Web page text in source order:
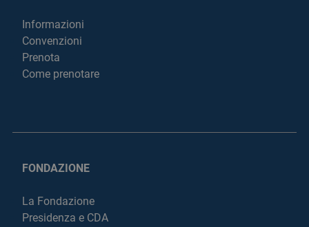
Informazioni
Convenzioni
Prenota
Come prenotare
FONDAZIONE
La Fondazione
Presidenza e CDA